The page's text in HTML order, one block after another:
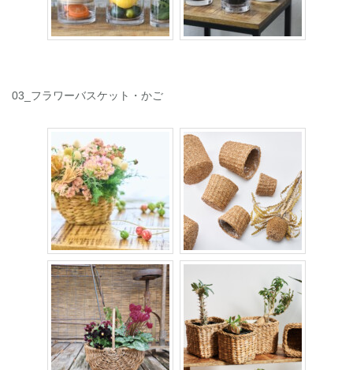
03_フラワーバスケット・かご